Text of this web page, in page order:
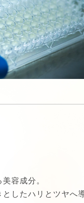
容成分。
したハリとツヤへ